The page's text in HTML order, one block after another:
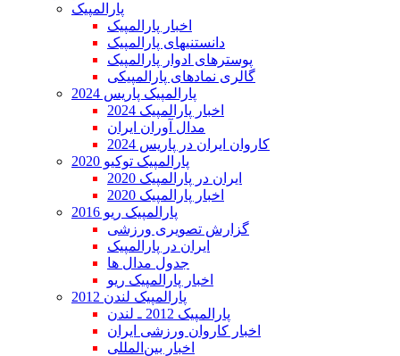
پارالمپیک
اخبار پارالمپیک
دانستنیهای پارالمپیک
پوسترهای ادوار پارالمپیک
گالری نمادهای پارالمپیکی
پارالمپیک پاریس 2024
اخبار پارالمپیک 2024
مدال آوران ایران
کاروان ایران در پاریس 2024
پارالمپیک توکیو 2020
ایران در پارالمپیک 2020
اخبار پارالمپیک 2020
پارالمپیک ریو 2016
گزارش تصویری ورزشی
ایران در پارالمپیک
جدول مدال ها
اخبار پارالمپیک ریو
پارالمپیک لندن 2012
پارالمپیک 2012 ـ لندن
اخبار کاروان ورزشی ایران
اخبار بین‌المللی